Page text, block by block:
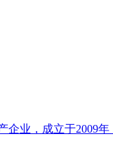
业，成立于2009